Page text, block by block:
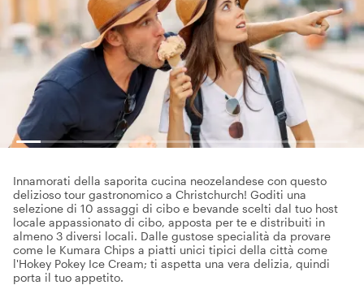
Innamorati della saporita cucina neozelandese con questo
delizioso tour gastronomico a Christchurch! Goditi una
selezione di 10 assaggi di cibo e bevande scelti dal tuo host
locale appassionato di cibo, apposta per te e distribuiti in
almeno 3 diversi locali. Dalle gustose specialità da provare
come le Kumara Chips a piatti unici tipici della città come
l'Hokey Pokey Ice Cream; ti aspetta una vera delizia, quindi
porta il tuo appetito.